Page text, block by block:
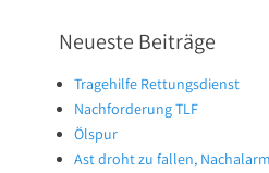
Neueste Beiträge
Tragehilfe Rettungsdienst
Nachforderung TLF
Ölspur
Ast droht zu fallen,